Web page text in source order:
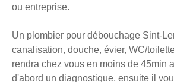
ou entreprise.
Un plombier pour débouchage Sint-
canalisation, douche, évier, WC/
rendra chez vous en moins de 45min
d'abord un diagnostique, ensuite il